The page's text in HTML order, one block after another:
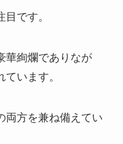
です。
華絢爛でありなが
います。
両方を兼ね備えてい